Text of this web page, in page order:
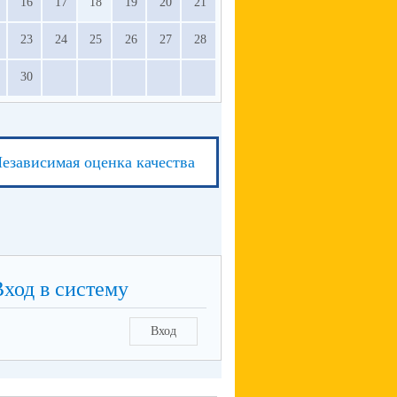
23 24 25 26 27 28
30
оценка качества
в систему
Вход